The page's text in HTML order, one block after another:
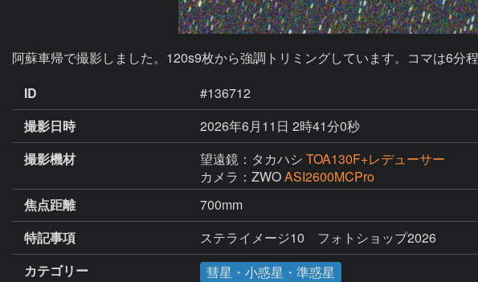
阿蘇車帰で撮影しました。120s9枚から強調トリミングしています。コマは6分程
ID
#136712
撮影日時
2026年6月11日 2時41分0秒
撮影機材
望遠鏡：タカハシ TOA130F+レデューサー
カメラ：ZWOASI2600MCPro
焦点距離
700mm
特記事項
ステライメージ10　フォトショップ2026
カテゴリー
彗星・小惑星・準惑星